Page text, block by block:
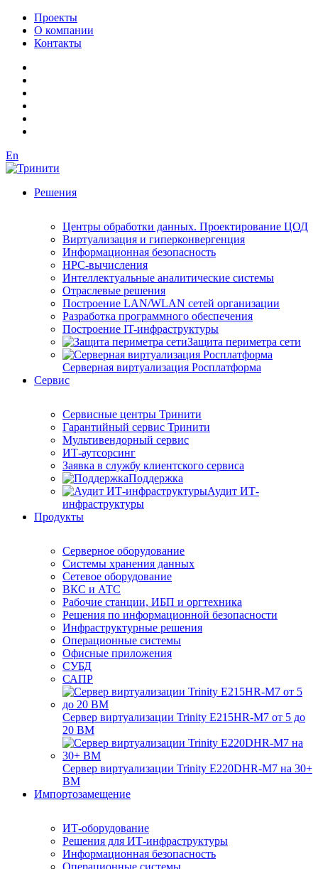
Проекты
О компании
Контакты
En
Решения
Центры обработки данных. Проектирование ЦОД
Виртуализация и гиперконвергенция
Информационная безопасность
HPC-вычисления
Интеллектуальные аналитические системы
Отраслевые решения
Построение LAN/WLAN сетей организации
Разработка программного обеспечения
Построение IT-инфраструктуры
Защита периметра сети
Серверная виртуализация Росплатформа
Сервис
Сервисные центры Тринити
Гарантийный сервис Тринити
Мультивендорный сервис
ИТ-аутсорсинг
Заявка в службу клиентского сервиса
Поддержка
Аудит ИТ-
инфраструктуры
Продукты
Серверное оборудование
Системы хранения данных
Сетевое оборудование
ВКС и АТС
Рабочие станции, ИБП и оргтехника
Решения по информационной безопасности
Инфраструктурные решения
Операционные системы
Офисные приложения
СУБД
САПР
Сервер виртуализации Trinity E215HR-M7 от 5 до
20 ВМ
Сервер виртуализации Trinity E220DHR-M7 на 30+
ВМ
Импортозамещение
ИТ-оборудование
Решения для ИТ-инфраструктуры
Информационная безопасность
Операционные системы